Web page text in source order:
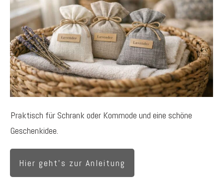
Praktisch für Schrank oder Kommode und eine schöne
Geschenkidee.
Hier geht's zur Anleitung